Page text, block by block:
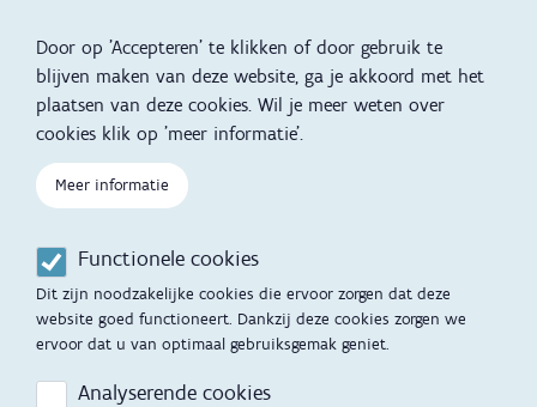
Door op 'Accepteren' te klikken of door gebruik te
blijven maken van deze website, ga je akkoord met het
plaatsen van deze cookies. Wil je meer weten over
cookies klik op 'meer informatie'.
Meer informatie
Functionele cookies
Dit zijn noodzakelijke cookies die ervoor zorgen dat deze
website goed functioneert. Dankzij deze cookies zorgen we
ervoor dat u van optimaal gebruiksgemak geniet.
Analyserende cookies
Slapen
Voet
Kind en Gezin diensten
Aanbod tijdens de
zwangerschap
Opvoedingsondersteuning
Kinderopvang
Vertalingen
Mijn Opgroeien